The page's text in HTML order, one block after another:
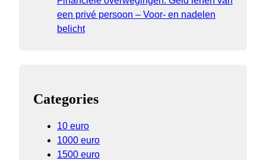
een privé persoon – Voor- en nadelen
belicht
Categories
10 euro
1000 euro
1500 euro